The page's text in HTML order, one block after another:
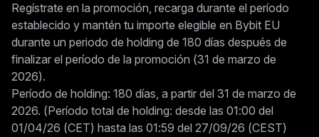
Regístrate en la promoción, recarga durante el período
establecido y mantén tu importe elegible en Bybit EU
durante un periodo de holding de 180 días después de
finalizar el período de la promoción (31 de marzo de
2026).
Período de holding: 180 días, a partir del 31 de marzo de
2026. (Período total de holding: desde las 01:00 del
01/04/26 (CET) hasta las 01:59 del 27/09/26 (CEST)